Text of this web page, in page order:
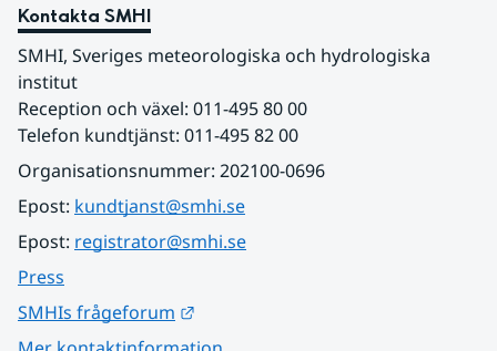
Kontakta SMHI
SMHI, Sveriges meteorologiska och hydrologiska
institut
Reception och växel: 011-495 80 00
Telefon kundtjänst: 011-495 82 00
Organisationsnummer: 202100-0696
Epost: kundtjanst@smhi.se
Epost: registrator@smhi.se
Press
SMHIs frågeforum